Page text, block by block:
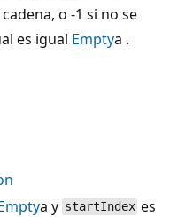
o -1 si no se
es igual Emptya .
a y startIndex es